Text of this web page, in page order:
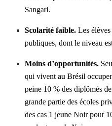
Sangari.
Scolarité faible. Les
publiques, dont le niveau
Moins d’opportunités.
qui vivent au Brésil
peine 10 % des diplômés
grande partie des écoles
des cas 1 jeune Noir pour